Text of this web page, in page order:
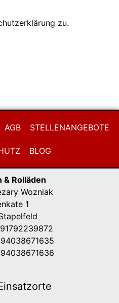
zu.
AGB STELLENANGEBOTE
BLOG
& Rolläden
Wozniak
1